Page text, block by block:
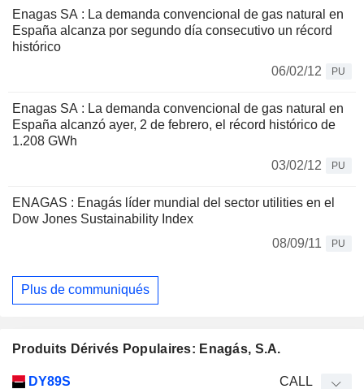
Enagas SA : La demanda convencional de gas natural en
España alcanza por segundo día consecutivo un récord
histórico
06/02/12
PU
Enagas SA : La demanda convencional de gas natural en
España alcanzó ayer, 2 de febrero, el récord histórico de
1.208 GWh
03/02/12
PU
ENAGAS : Enagás líder mundial del sector utilities en el
Dow Jones Sustainability Index
08/09/11
PU
Plus de communiqués
Produits Dérivés Populaires: Enagás, S.A.
DY89S CALL